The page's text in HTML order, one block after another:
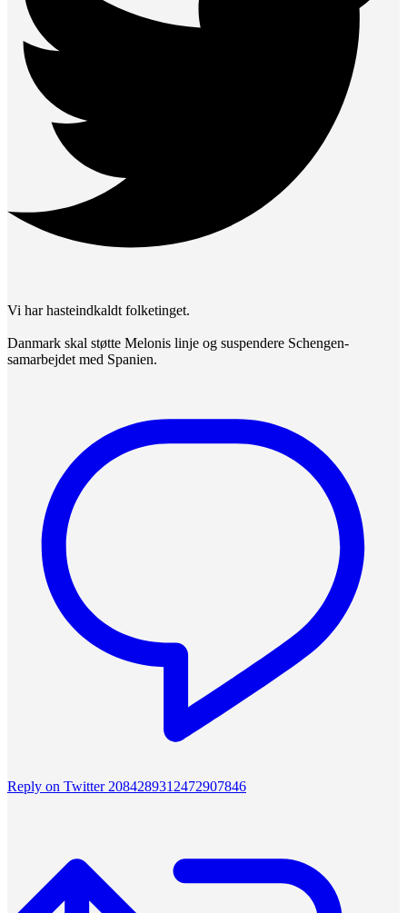
Vi har hasteindkaldt folketinget.
Danmark skal støtte Melonis linje og suspendere Schengen-
samarbejdet med Spanien.
Reply on Twitter 2084289312472907846